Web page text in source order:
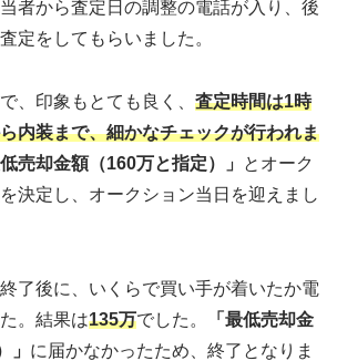
者から査定日の調整の電話が入り、後
定をしてもらいました。
、印象もとても良く、 査定時間は1時
内装まで、細かなチェックが行われま
低売却金額（160万と指定）」
とオーク
決定し、オークション当日を迎えまし
了後に、いくらで買い手が着いたか電
。結果は135万でした。
「最低売却金
」 に届かなかったため、終了となりま